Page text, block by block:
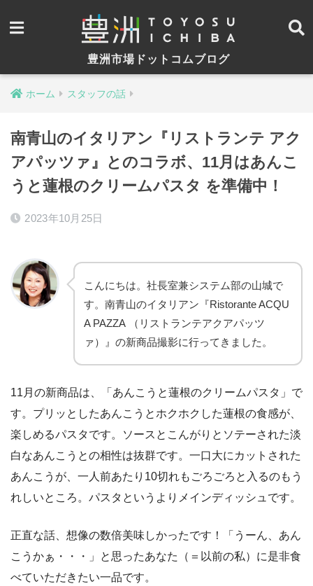
豊洲市場ドットコムブログ
ホーム スタッフの話
南青山のイタリアン『リストランテ アク
アパッツァ』とのコラボ、11月はあんこ
うと蓮根のクリームパスタ を準備中！
2023年10月25日
こんにちは。社長室兼システム部の山城で
す。南青山のイタリアン『Ristorante ACQU
A PAZZA （リストランテアクアパッツ
ァ）』の新商品撮影に行ってきました。
11月の新商品は、「あんこうと蓮根のクリームパスタ」で
す。プリッとしたあんこうとホクホクした蓮根の食感が、
楽しめるパスタです。ソースとこんがりとソテーされた淡
白なあんこうとの相性は抜群です。一口大にカットされた
あんこうが、一人前あたり10切れもごろごろと入るのもう
れしいところ。パスタというよりメインディッシュです。
正直な話、想像の数倍美味しかったです！「うーん、あん
こうかぁ・・・」と思ったあなた（＝以前の私）に是非食
べていただきたい一品です。